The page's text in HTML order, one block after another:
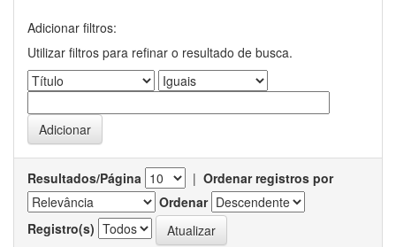
Adicionar filtros:
Utilizar filtros para refinar o resultado de busca.
Resultados/Página | Ordenar registros por
Ordenar
Registro(s)